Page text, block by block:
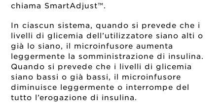
chiama SmartAdjust™.
In ciascun sistema, quando si prevede che i
livelli di glicemia dell’utilizzatore siano alti o
già lo siano, il microinfusore aumenta
leggermente la somministrazione di insulina.
Quando si prevede che i livelli di glicemia
siano bassi o già bassi, il microinfusore
diminuisce leggermente o interrompe del
tutto l’erogazione di insulina.